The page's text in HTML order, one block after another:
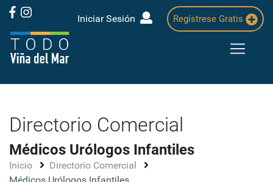
Iniciar Sesión Regístrese Gratis
Directorio Comercial
Médicos Urólogos Infantiles
Inicio
Directorio Comercial